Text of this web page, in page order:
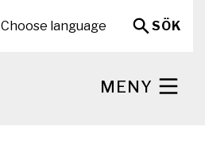
Choose language
SÖK
MENY